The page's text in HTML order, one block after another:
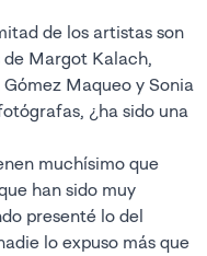
de los artistas son
Margot Kalach,
Maqueo y Sonia
¿ha sido una
muchísimo que
han sido muy
presenté lo del
lo expuso más que